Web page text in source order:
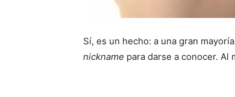
Sí, es un hecho: a una gran
nickname para darse a conocer. Al